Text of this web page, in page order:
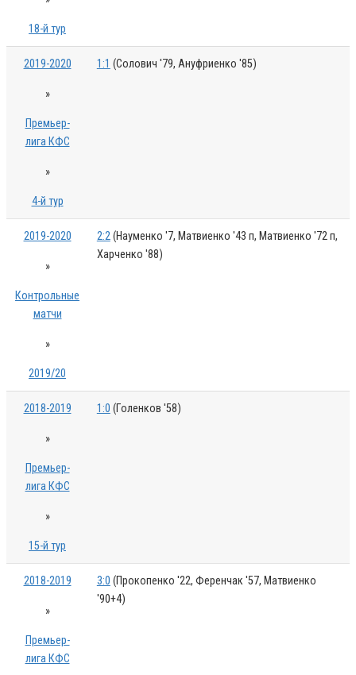
18-й тур
2019-2020
»
Премьер-
лига КФС
»
4-й тур
1:1 (Солович '79, Ануфриенко '85)
2019-2020
»
Контрольные
матчи
»
2019/20
2:2(Науменко '7, Матвиенко '43 п, Матвиенко '72 п,
Харченко '88)
2018-2019
»
Премьер-
лига КФС
»
15-й тур
1:0 (Голенков '58)
2018-2019
»
Премьер-
лига КФС
3:0 (Прокопенко '22, Ференчак '57, Матвиенко
'90+4)